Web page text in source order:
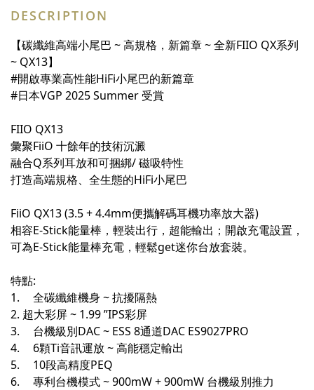
DESCRIPTION
【碳纖維高端小尾巴 ~ 高規格，新篇章 ~ 全新FIIO QX系列
~ QX13】
#開啟專業高性能HiFi小尾巴的新篇章
#日本VGP 2025 Summer 受賞
FIIO QX13
彙聚FiiO 十餘年的技術沉澱
融合Q系列耳放和可捆綁/ 磁吸特性
打造高端規格、全生態的HiFi小尾巴
FiiO QX13 (3.5 + 4.4mm便攜解碼耳機功率放大器)
相容E-Stick能量棒，輕裝出行，超能輸出；開啟充電設置，
可為E-Stick能量棒充電，輕鬆get迷你台放套裝。
特點:
1.
全碳纖維機身 ~ 抗擾隔熱
2. 超大彩屏 ~ 1.99 ”IPS彩屏
3.
台機級別DAC ~ ESS 8通道DAC ES9027PRO
4.
6顆Ti音訊運放 ~ 高能穩定輸出
5.
10段高精度PEQ
6.
專利台機模式 ~ 900mW + 900mW 台機級別推力